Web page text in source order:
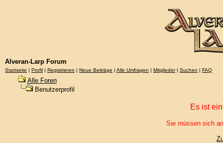
Alveran-Larp Forum
Startseite | Profil | Registrieren | Neue Beiträge | Alle Umfragen | Mitglieder| Suchen | FAQ
Alle Foren
Benutzerprofil
Es ist
Sie müssen sich